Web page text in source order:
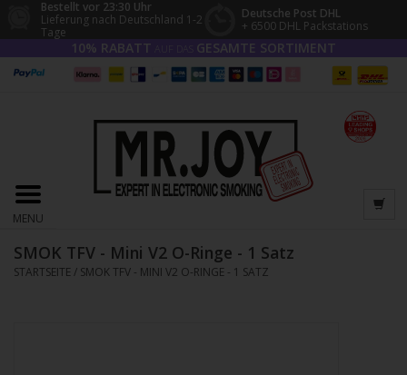
Bestellt vor 23:30 Uhr
Lieferung nach Deutschland 1-2
Tage
Deutsche Post DHL
+ 6500 DHL Packstations
10% RABATT GESAMTE SORTIMENT
MENU
SMOK TFV - Mini V2 O-Ringe - 1 Satz
STARTSEITE / SMOK TFV - MINI V2 O-RINGE - 1 SATZ